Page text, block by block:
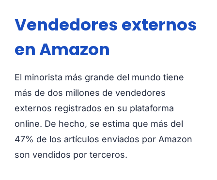
Vendedores externos
en Amazon
El minorista más grande del mundo tiene
más de dos millones de vendedores
externos registrados en su plataforma
online. De hecho, se estima que más del
47% de los artículos enviados por Amazon
son vendidos por terceros.